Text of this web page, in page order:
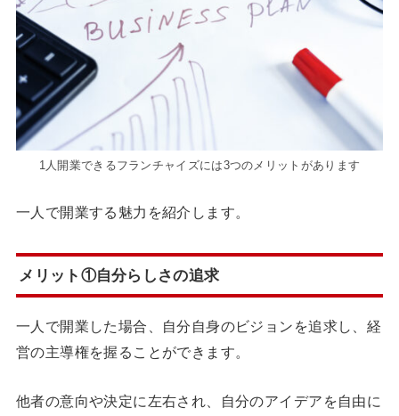
1人開業できるフランチャイズには3つのメリットがあります
一人で開業する魅力を紹介します。
メリット①自分らしさの追求
一人で開業した場合、自分自身のビジョンを追求し、経
営の主導権を握ることができます。
他者の意向や決定に左右され、自分のアイデアを自由に